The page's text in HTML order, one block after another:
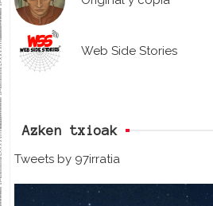
Web Side Stories
Azken txioak
Tweets by 97irratia